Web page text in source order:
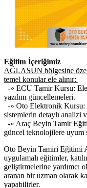
Eğitim İçeriğimiz
AĞLASUN bölgesine
temel konular ele alınır:
-» ECU Tamir Kursu:
yazılım güncellemeleri.
-» Oto Elektronik Kursu:
sistemlerin detaylı analizi
-» Araç Beyin Tamir
güncel teknolojilere uyum
Oto Beyin Tamiri Eğitimi
uygulamalı eğitimler,
geliştirmelerine yardımcı
aranan bir uzman olarak
yapabilirler.